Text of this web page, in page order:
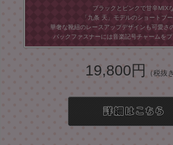
ブラックとピンクで甘辛MIX
「九条 天」モデルのショートブー
華奢な靴紐のレースアップデザインも可愛さ
バックファスナーには音楽記号チャームをプ
19,800円 （税抜